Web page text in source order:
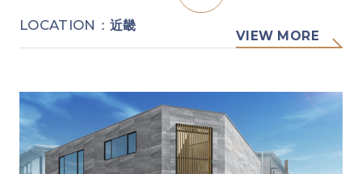
LOCATION： 近畿
VIEW MORE